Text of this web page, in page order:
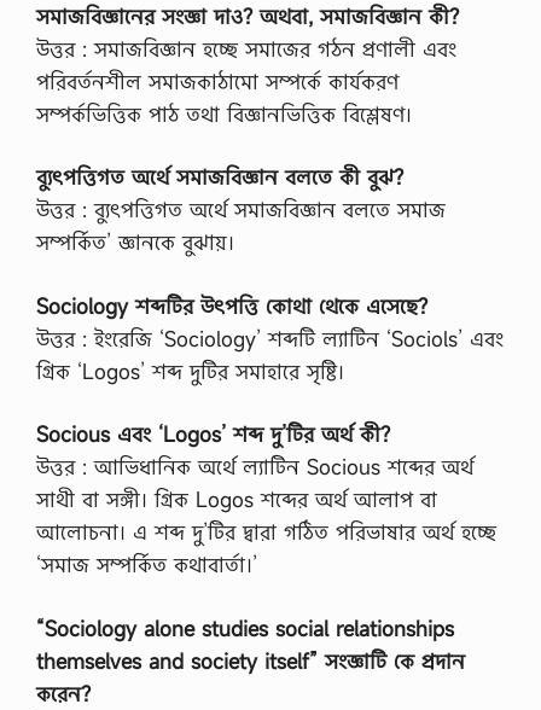
সমাজবিজ্ঞানের সংজ্ঞা দাও? অথবা, সমাজবিজ্ঞান কী?
উত্তর : সমাজবিজ্ঞান হচ্ছে সমাজের গঠন প্রণালী এবং
পরিবর্তনশীল সমাজকাঠামো সম্পর্কে কার্যকরণ
সম্পর্কভিত্তিক পাঠ তথা বিজ্ঞানভিত্তিক বিশ্লেষণ।
ব্যুৎপত্তিগত অর্থে সমাজবিজ্ঞান বলতে কী বুঝ?
উত্তর : ব্যুৎপত্তিগত অর্থে সমাজবিজ্ঞান বলতে সমাজ
সম্পর্কিত’ জ্ঞানকে বুঝায়।
Sociology শব্দটির উৎপত্তি কোথা থেকে এসেছে?
উত্তর : ইংরেজি ‘Sociology’ শব্দটি ল্যাটিন ‘Sociols’ এবং
গ্রিক ‘Logos’ শব্দ দুটির সমাহারে সৃষ্টি।
Socious এবং ‘Logos’ শব্দ দু’টির অর্থ কী?
উত্তর : আভিধানিক অর্থে ল্যাটিন Socious শব্দের অর্থ
সাথী বা সঙ্গী। গ্রিক Logos শব্দের অর্থ আলাপ বা
আলোচনা। এ শব্দ দু’টির দ্বারা গঠিত পরিভাষার অর্থ হচ্ছে
‘সমাজ সম্পর্কিত কথাবার্তা।’
“Sociology alone studies social relationships
themselves and society itself” সংজ্ঞাটি কে প্রদান
করেন?